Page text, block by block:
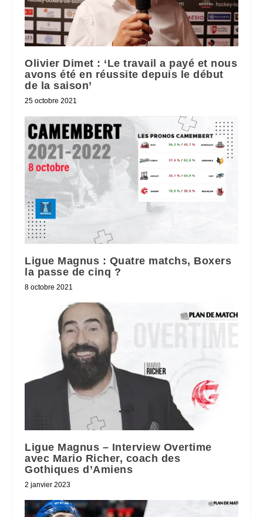
Olivier Dimet : ‘Le travail a payé et nous
avons été en réussite depuis le début
de la saison’
25 octobre 2021
Ligue Magnus : Quatre matchs, Boxers
la passe de cinq ?
8 octobre 2021
Ligue Magnus – Interview Overtime
avec Mario Richer, coach des
Gothiques d’Amiens
2 janvier 2023